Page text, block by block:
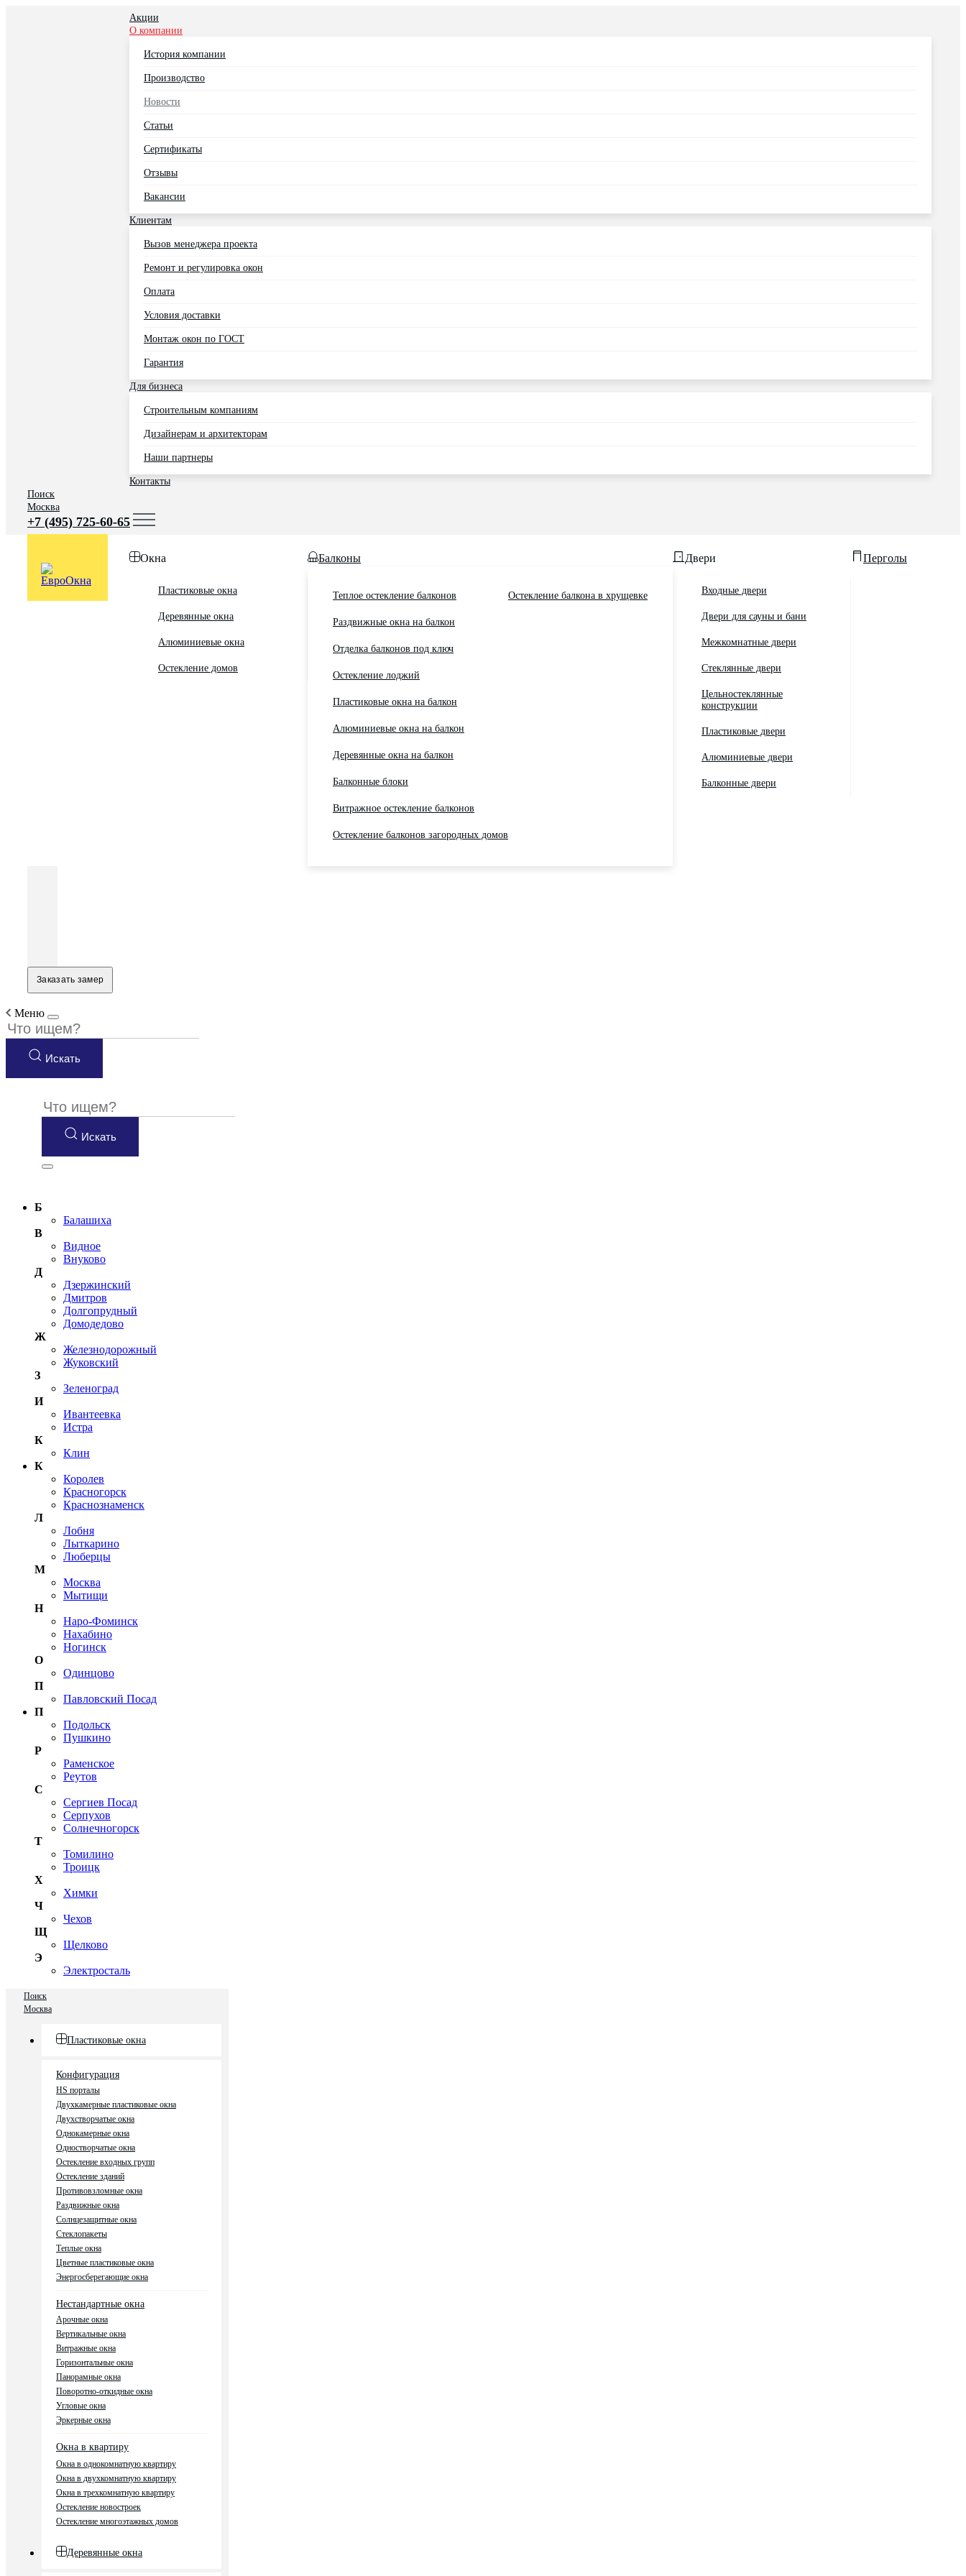
Акции
О компании
История компании
Производство
Новости
Статьи
Сертификаты
Отзывы
Вакансии
Клиентам
Вызов менеджера проекта
Ремонт и регулировка окон
Оплата
Условия доставки
Монтаж окон по ГОСТ
Гарантия
Для бизнеса
Строительным компаниям
Дизайнерам и архитекторам
Наши партнеры
Контакты
Поиск
Москва
+7 (495) 725-60-65
Окна
Пластиковые окна
Деревянные окна
Алюминиевые окна
Остекление домов
Балконы
Теплое остекление балконов
Раздвижные окна на балкон
Отделка балконов под ключ
Остекление лоджий
Пластиковые окна на балкон
Алюминиевые окна на балкон
Деревянные окна на балкон
Балконные блоки
Витражное остекление балконов
Остекление балконов загородных домов
Остекление балкона в хрущевке
Двери
Входные двери
Двери для сауны и бани
Межкомнатные двери
Стеклянные двери
Цельностеклянные
конструкции
Пластиковые двери
Алюминиевые двери
Балконные двери
Перголы
Заказать замер
Меню
Искать
Искать
Б
Балашиха
В
Видное
Внуково
Д
Дзержинский
Дмитров
Долгопрудный
Домодедово
Ж
Железнодорожный
Жуковский
З
Зеленоград
И
Ивантеевка
Истра
К
Клин
К
Королев
Красногорск
Краснознаменск
Л
Лобня
Лыткарино
Люберцы
М
Москва
Мытищи
Н
Наро-Фоминск
Нахабино
Ногинск
О
Одинцово
П
Павловский Посад
П
Подольск
Пушкино
Р
Раменское
Реутов
С
Сергиев Посад
Серпухов
Солнечногорск
Т
Томилино
Троицк
Х
Химки
Ч
Чехов
Щ
Щелково
Э
Электросталь
Поиск
Москва
Пластиковые окна
Конфигурация
HS порталы
Двухкамерные пластиковые окна
Двухстворчатые окна
Однокамерные окна
Одностворчатые окна
Остекление входных групп
Остекление зданий
Противовзломные окна
Раздвижные окна
Солнцезащитные окна
Стеклопакеты
Теплые окна
Цветные пластиковые окна
Энергосберегающие окна
Нестандартные окна
Арочные окна
Вертикальные окна
Витражные окна
Горизонтальные окна
Панорамные окна
Поворотно-откидные окна
Угловые окна
Эркерные окна
Окна в квартиру
Окна в однокомнатную квартиру
Окна в двухкомнатную квартиру
Окна в трехкомнатную квартиру
Остекление новостроек
Остекление многоэтажных домов
Деревянные окна